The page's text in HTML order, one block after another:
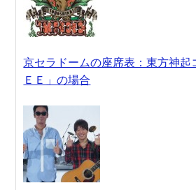
京セラドームの座席表：東方神起
ＥＥ」の場合